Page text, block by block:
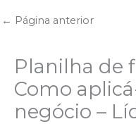
← Página anterior
Planilha de
Como
negócio –